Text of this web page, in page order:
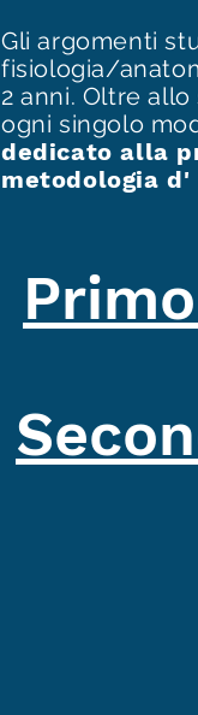
Gli argomenti
fisiologia/
2 anni. Oltre
ogni singolo
dedicato alla
metodologia d'